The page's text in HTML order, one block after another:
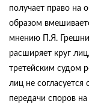
получает право на
образом
мнению П.Я.
расширяет круг
третейским судом
лиц не
передачи споров